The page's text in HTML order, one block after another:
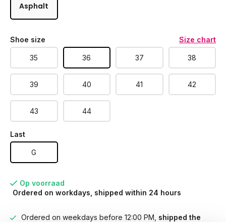
Asphalt
Shoe size Size chart
35 36 37 38
39 40 41 42
43 44
Last
G
Op voorraad
Ordered on workdays, shipped within 24 hours
Ordered on weekdays before 12:00 PM, shipped the